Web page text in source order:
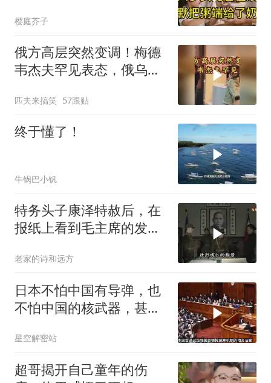
樱庭芥子
俄方高层突然变调！梅德
韦杰夫罕见表态，俄乌战
匹夫来搞笑 57跟贴
终于懂了！
牛锅巴小钒
特务头子康泽特赦后，在
报纸上看到毛主席的发
老家的诗和远方
日本不怕中国有导弹，也
不怕中国的核武器，甚至
星空解密站
超哥揭开自己童年的伤